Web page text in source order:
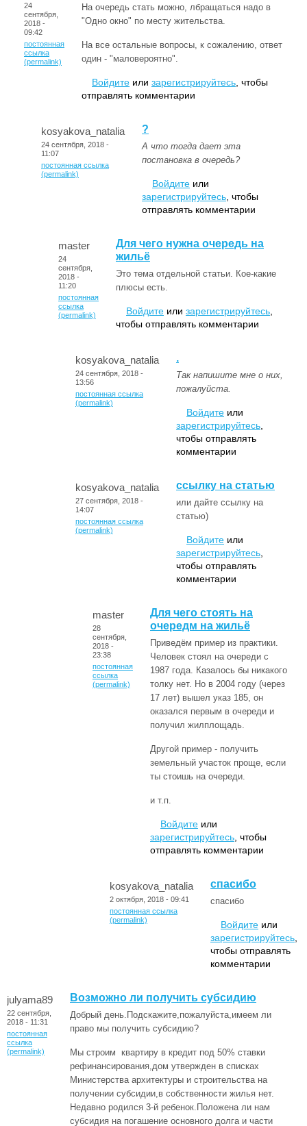
24
сентября,
2018 -
09:42
постоянная
ссылка
(permalink)
На очередь стать можно, лбращаться надо в
"Одно окно" по месту жительства.
На все остальные вопросы, к сожалению, ответ
один - "маловероятно".
Войдите или зарегистрируйтесь , чтобы
отправлять комментарии
kosyakova_natalia
24 сентября, 2018 -
11:07
постоянная ссылка
(permalink)
?
А что тогда дает эта
постановка в очередь?
Войдите или
зарегистрируйтесь , чтобы
отправлять комментарии
master
24
сентября,
2018 -
11:20
постоянная
ссылка
(permalink)
Для чего нужна очередь на
жильё
Это тема отдельной статьи. Кое-какие
плюсы есть.
Войдите или зарегистрируйтесь
чтобы отправлять комментарии
kosyakova_natalia
24 сентября, 2018 -
13:56
постоянная ссылка
(permalink)
.
Так напишите мне о них,
пожалуйста.
Войдите или
зарегистрируйтесь
чтобы отправлять
комментарии
kosyakova_natalia
27 сентября, 2018 -
14:07
постоянная ссылка
(permalink)
ссылку на статью
или дайте ссылку на
статью)
Войдите или
зарегистрируйтесь
чтобы отправлять
комментарии
master
28
сентября,
2018 -
23:38
постоянная
ссылка
(permalink)
Для чего стоять на
очередм на жильё
Приведём пример из практики.
Человек стоял на очереди с
1987 года. Казалось бы никакого
толку нет. Но в 2004 году (через
17 лет) вышел указ 185, он
оказался первым в очереди и
получил жилплощадь.
Другой пример - получить
земельный участок проще, если
ты стоишь на очереди.
и т.п.
Войдите или
зарегистрируйтесь , чтобы
отправлять комментарии
kosyakova_natalia
2 октября, 2018 - 09:41
постоянная ссылка
(permalink)
спасибо
спасибо
Войдите или
зарегистрируйтесь
чтобы отправлять
комментарии
julyama89
22 сентября,
2018 - 11:31
постоянная
ссылка
(permalink)
Возможно ли получить субсидию
Добрый день.Подскажите,пожалуйста,имеем ли
право мы получить субсидию?
Мы строим квартиру в кредит под 50% ставки
рефинансирования,дом утвержден в списках
Министерства архитектуры и строительства на
получении субсидии,в собственности жилья нет.
Недавно родился 3-й ребенок.Положена ли нам
субсидия на погашение основного долга и части